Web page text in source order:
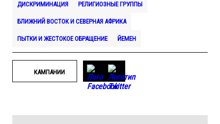
ДИСКРИМИНАЦИЯ РЕЛИГИОЗНЫЕ ГРУППЫ
БЛИЖНИЙ ВОСТОК И СЕВЕРНАЯ АФРИКА
ПЫТКИ И ЖЕСТОКОЕ ОБРАЩЕНИЕ ЙЕМЕН
КАМПАНИИ